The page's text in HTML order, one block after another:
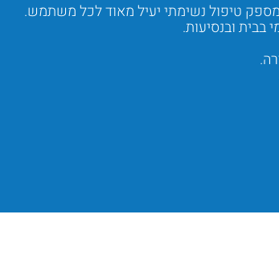
טיפול נשימתי יעיל מאוד לכל משתמש.
בבית ובנסיעות.